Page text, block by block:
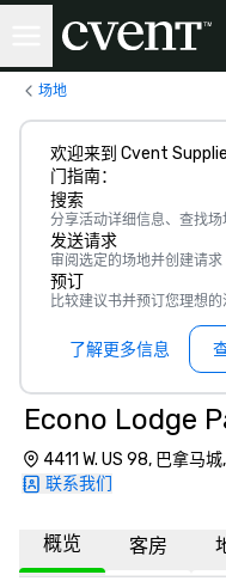
场地
欢迎来到 Cvent
门指南：
搜索
分享活动详细信息、查找
发送请求
审阅选定的场地并创建请求
预订
比较建议书并预订您理想的
了解更多信息
Econo Lodge
4411 W. US 98, 巴拿马
联系我们
概览 客房